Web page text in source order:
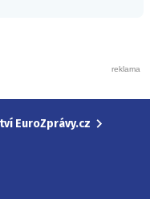
EuroZprávy.cz